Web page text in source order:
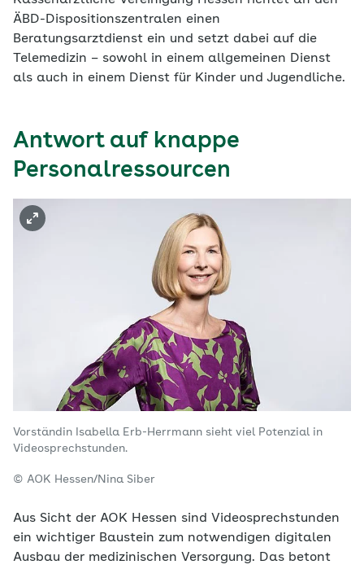
ÄBD-Dispositionszentralen einen
Beratungsarztdienst ein und setzt dabei auf die
Telemedizin – sowohl in einem allgemeinen Dienst
als auch in einem Dienst für Kinder und Jugendliche.
Antwort auf knappe
Personalressourcen
Vorständin Isabella Erb-Herrmann sieht viel Potenzial in
Videosprechstunden.
© AOK Hessen/Nina Siber
Aus Sicht der AOK Hessen sind Videosprechstunden
ein wichtiger Baustein zum notwendigen digitalen
Ausbau der medizinischen Versorgung. Das betont